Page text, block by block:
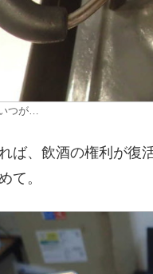
つが…
ば、飲酒の権利が復
て。